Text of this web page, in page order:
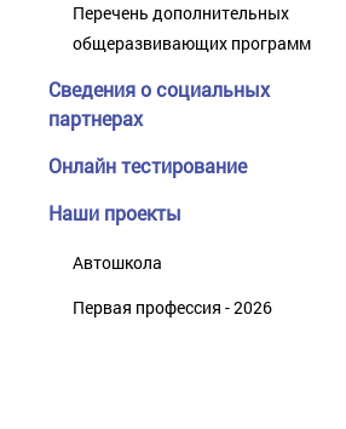
Перечень дополнительных
общеразвивающих программ
Сведения о социальных
партнерах
Онлайн тестирование
Наши проекты
Автошкола
Первая профессия - 2026